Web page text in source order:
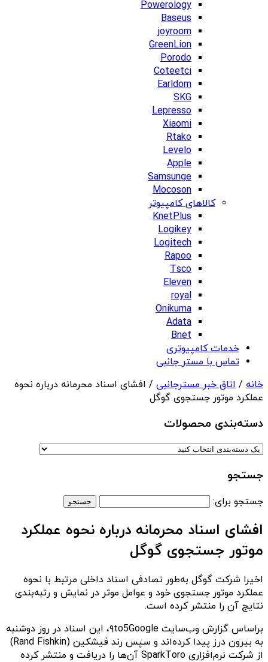
Powerology
Baseus
joyroom
GreenLion
Porodo
Coteetci
Earldom
SKG
Lepresso
Xiaomi
Rtako
Levelo
Apple
Samsunge
Mocoson
کالاهای کامپیوتر
KnetPlus
Logikey
Logitech
Rapoo
Tsco
Eleven
royal
Onikuma
Adata
Bnet
خدمات کامپیوتری
تماس با مستر جانبی
خانه / اتاق خبر مسترجانبی / افشای اسناد محرمانه درباره نحوه
عملکرد موتور جستجوی گوگل
دسته‌بندی‌ محصولات
جستجو
جستجو برای:
افشای اسناد محرمانه درباره نحوه عملکرد
موتور جستجوی گوگل
اخیرا شرکت گوگل به‌طور تصادفی اسناد داخلی مرتبط با نحوه
عملکرد موتور جستجوی خود و عوامل موثر در نمایش و رتبه‌بندی
نتایج آن را منتشر کرده است.
براساس گزارش وب‌سایت ۹to5Google، این اسناد در روز دوشنبه
به بیرون درز پیدا کرده‌اند و سپس رند فیشکین (Rand Fishkin)
از شرکت نرم‌افزاری SparkToro آن‌ها را دریافت و منتشر کرده